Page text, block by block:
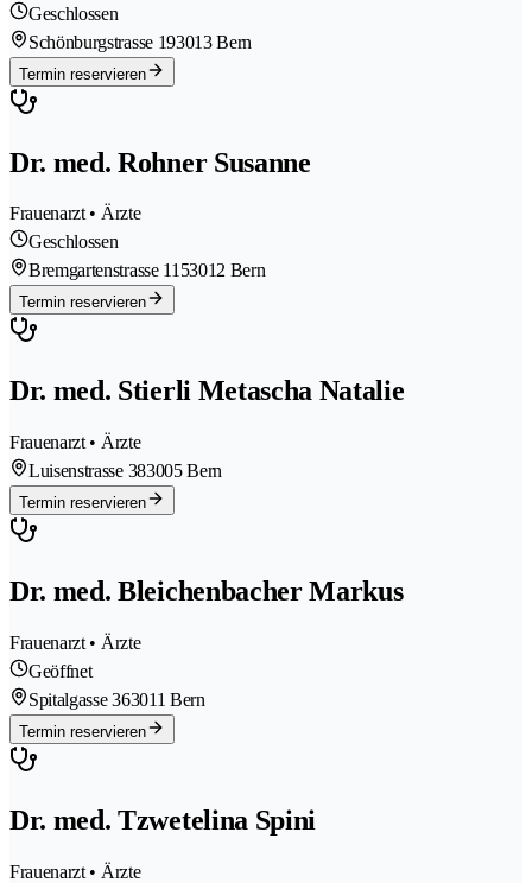
Geschlossen
Schönburgstrasse 193013 Bern
Termin reservieren
Dr. med. Rohner Susanne
Frauenarzt • Ärzte
Geschlossen
Bremgartenstrasse 1153012 Bern
Termin reservieren
Dr. med. Stierli Metascha Natalie
Frauenarzt • Ärzte
Luisenstrasse 383005 Bern
Termin reservieren
Dr. med. Bleichenbacher Markus
Frauenarzt • Ärzte
Geöffnet
Spitalgasse 363011 Bern
Termin reservieren
Dr. med. Tzwetelina Spini
Frauenarzt • Ärzte